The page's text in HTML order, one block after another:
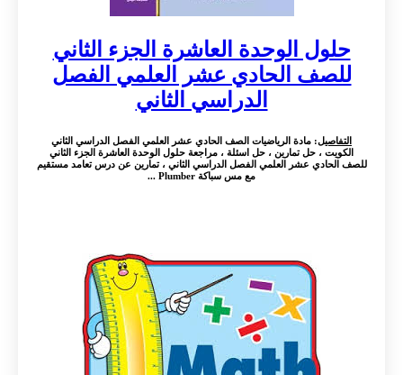
حلول الوحدة العاشرة الجزء الثاني
للصف الحادي عشر العلمي الفصل
الدراسي الثاني
التفاصيل: مادة الرياضيات الصف الحادي عشر العلمي الفصل الدراسي الثاني
الكويت ، حل تمارين ، حل اسئلة ، مراجعة حلول الوحدة العاشرة الجزء الثاني
للصف الحادي عشر العلمي الفصل الدراسي الثاني ، تمارين عن درس تعامد مستقيم
مع مس سباكة Plumber ...